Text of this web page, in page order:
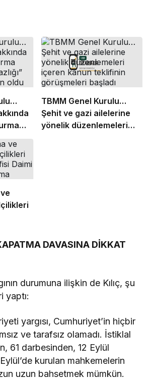
oldu
TBMM Genel Kurulu…
Şehit ve gazi ailelerine
yönelik düzenlemeleri
DAVASINA DİKKAT
durumuna ilişkin de Kılıç, şu
yaptı:
yargısı, Cumhuriyet’in hiçbir
ve tarafsız olamadı. İstiklal
61 darbesinden, 12 Eylül
kurulan mahkemelerin
uzun bahsetmek mümkün.